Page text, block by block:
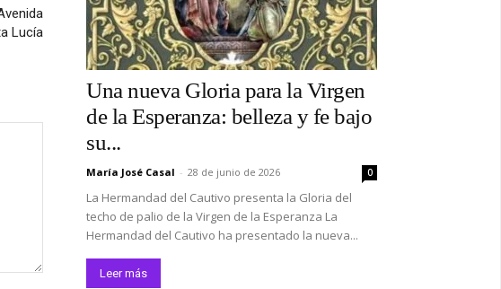
Lucía
Una nueva Gloria para la Virgen
de la Esperanza: belleza y fe bajo
su...
María José Casal - 28 de junio de 2026 0
La Hermandad del Cautivo presenta la Gloria del
techo de palio de la Virgen de la Esperanza La
Hermandad del Cautivo ha presentado la nueva...
Leer más